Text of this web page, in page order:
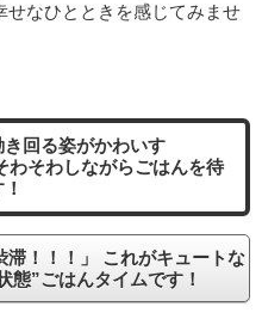
せなひとときを感じてみませ
回る姿がかわいす
そわしながらごはんを待
！！！」 これがキュートな
態”ごはんタイムです！